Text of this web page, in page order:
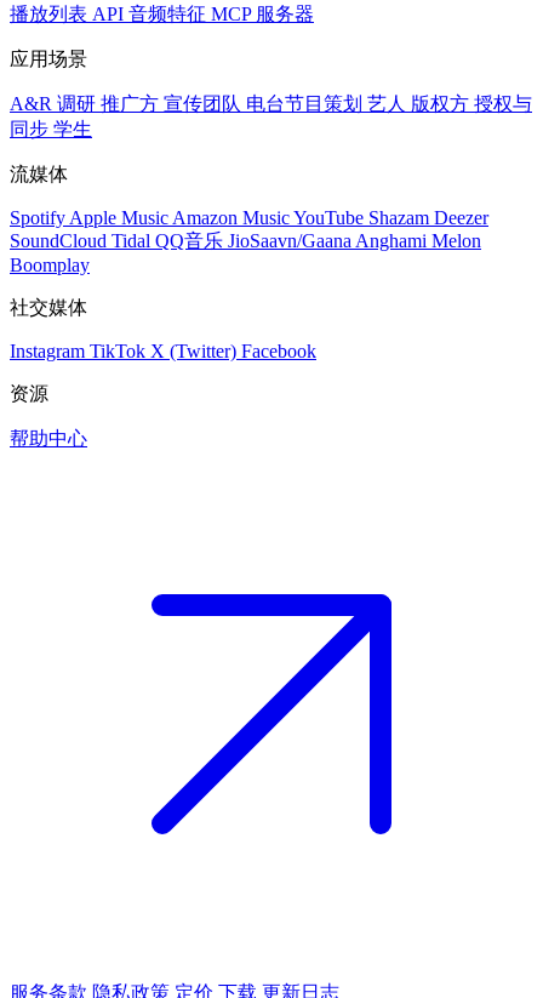
播放列表 API 音频特征 MCP 服务器
应用场景
A&R 调研 推广方 宣传团队 电台节目策划 艺人 版权方 授权与
同步 学生
流媒体
Spotify Apple Music Amazon MusicYouTube Shazam Deezer
SoundCloud Tidal QQ音乐 JioSaavn/Gaana Anghami Melon
Boomplay
社交媒体
Instagram TikTok X (Twitter) Facebook
资源
帮助中心
服务条款 隐私政策 定价 下载 更新日志